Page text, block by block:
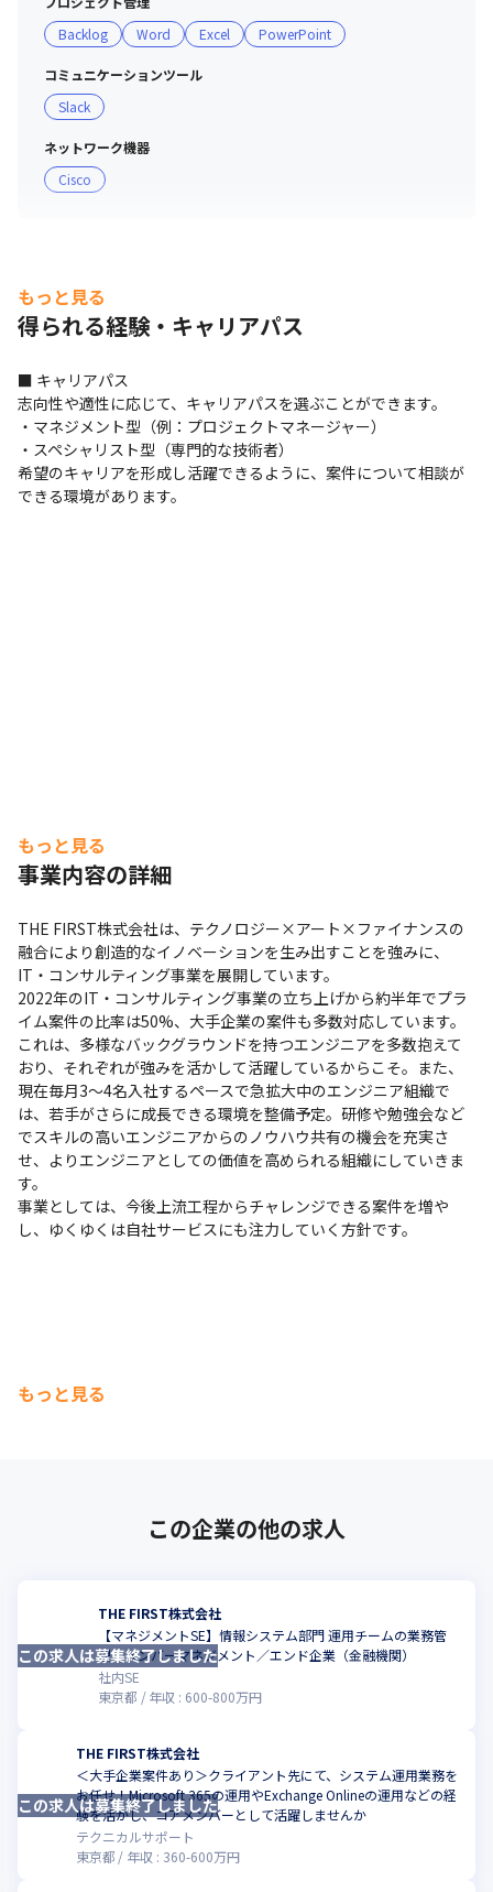
Backlog
Word Excel PowerPoint
コミュニケーションツール
Slack
ネットワーク機器
Cisco
もっと見る
得られる経験・キャリアパス
■ キャリアパス
志向性や適性に応じて、キャリアパスを選ぶことができます。
・マネジメント型（例：プロジェクトマネージャー）
・スペシャリスト型（専門的な技術者）
希望のキャリアを形成し活躍できるように、案件について相談が
できる環境があります。
もっと見る
事業内容の詳細
THE FIRST株式会社は、テクノロジー×アート×ファイナンスの
融合により創造的なイノベーションを生み出すことを強みに、
IT・コンサルティング事業を展開しています。
2022年のIT・コンサルティング事業の立ち上げから約半年でプラ
イム案件の比率は50%、大手企業の案件も多数対応しています。
これは、多様なバックグラウンドを持つエンジニアを多数抱えて
おり、それぞれが強みを活かして活躍しているからこそ。また、
現在毎月3～4名入社するペースで急拡大中のエンジニア組織で
は、若手がさらに成長できる環境を整備予定。研修や勉強会など
でスキルの高いエンジニアからのノウハウ共有の機会を充実さ
せ、よりエンジニアとしての価値を高められる組織にしていきま
す。
事業としては、今後上流工程からチャレンジできる案件を増や
し、ゆくゆくは自社サービスにも注力していく方針です。
もっと見る
この企業の他の求人
THE FIRST株式会社
【マネジメントSE】情報システム部門 運用チームの業務管
理、メンバーマネジメント／エンド企業（金融機関）
社内SE
東京都
年収 : 600-800万円
この求人は募集終了しました
THE FIRST株式会社
＜大手企業案件あり＞クライアント先にて、システム運用業務を
お任せ！Microsoft 365の運用やExchange Onlineの運用などの経
験を活かし、コアメンバーとして活躍しませんか
テクニカルサポート
東京都
年収 : 360-600万円
この求人は募集終了しました